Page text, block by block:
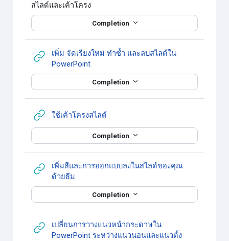
Completion
สไลด์และเค้าโครง
เพิ่ม จัดเรียงใหม่ ทำซ้ำ และลบสไลด์ใน
PowerPointURL
Completion
ใช้เค้าโครงสไลด์URL
Completion
เพิ่มสีและการออกแบบลงในสไลด์ของคุณ
ด้วยธีม
Completion
เปลี่ยนการวางแนวหน้ากระดาษใน
PowerPoint ระหว่างแนวนอนและแนวตั้งURL